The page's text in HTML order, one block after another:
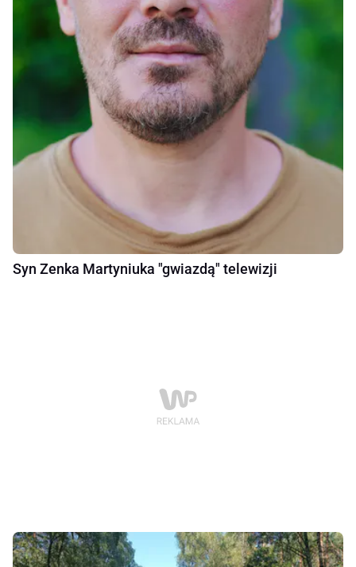
Syn Zenka Martyniuka "gwiazdą" telewizji